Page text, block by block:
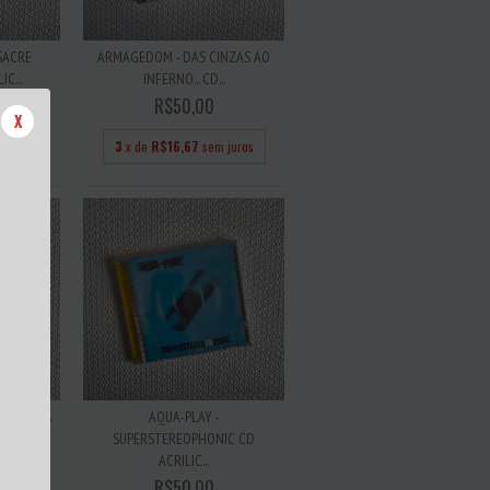
X
ARMAGEDOM - DAS CINZAS AO
INFERNO... CD...
R$50,00
3 x de R$16,67 sem juros
/ MATA
AQUA-PLAY -
SUPERSTEREOPHONIC CD
ACRILIC...